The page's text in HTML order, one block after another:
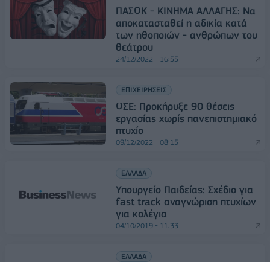
ΠΑΣΟΚ - ΚΙΝΗΜΑ ΑΛΛΑΓΗΣ: Να
αποκατασταθεί η αδικία κατά
των ηθοποιών - ανθρώπων του
θεάτρου
24/12/2022 - 16:55
ΕΠΙΧΕΙΡΗΣΕΙΣ
ΟΣΕ: Προκήρυξε 90 θέσεις
εργασίας χωρίς πανεπιστημιακό
πτυχίο
09/12/2022 - 08:15
ΕΛΛΑΔΑ
Υπουργείο Παιδείας: Σχέδιο για
fast track αναγνώριση πτυχίων
για κολέγια
04/10/2019 - 11:33
ΕΛΛΑΔΑ